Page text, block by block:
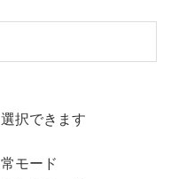
択できます
モード